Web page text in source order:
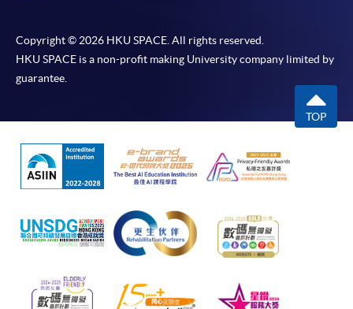
Copyright © 2026 HKU SPACE. All rights reserved.
HKU SPACE is a non-profit making University company limited by
guarantee.
TOP